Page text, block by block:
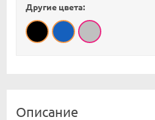
Другие цвета:
Описание